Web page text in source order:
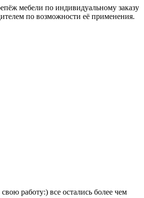
мебели по индивидуальному заказу
по возможности её применения.
работу:) все остались более чем